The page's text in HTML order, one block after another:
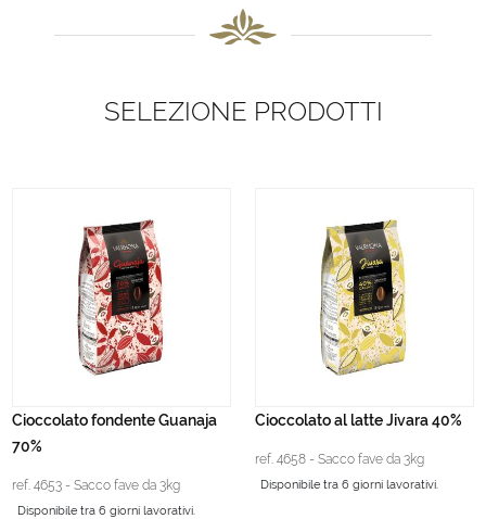
SELEZIONE PRODOTTI
Cioccolato fondente Guanaja
70%
ref. 4653 - Sacco fave da 3kg
Disponibile tra 6 giorni lavorativi.
Cioccolato al latte Jivara 40%
ref. 4658 - Sacco fave da 3kg
Disponibile tra 6 giorni lavorativi.